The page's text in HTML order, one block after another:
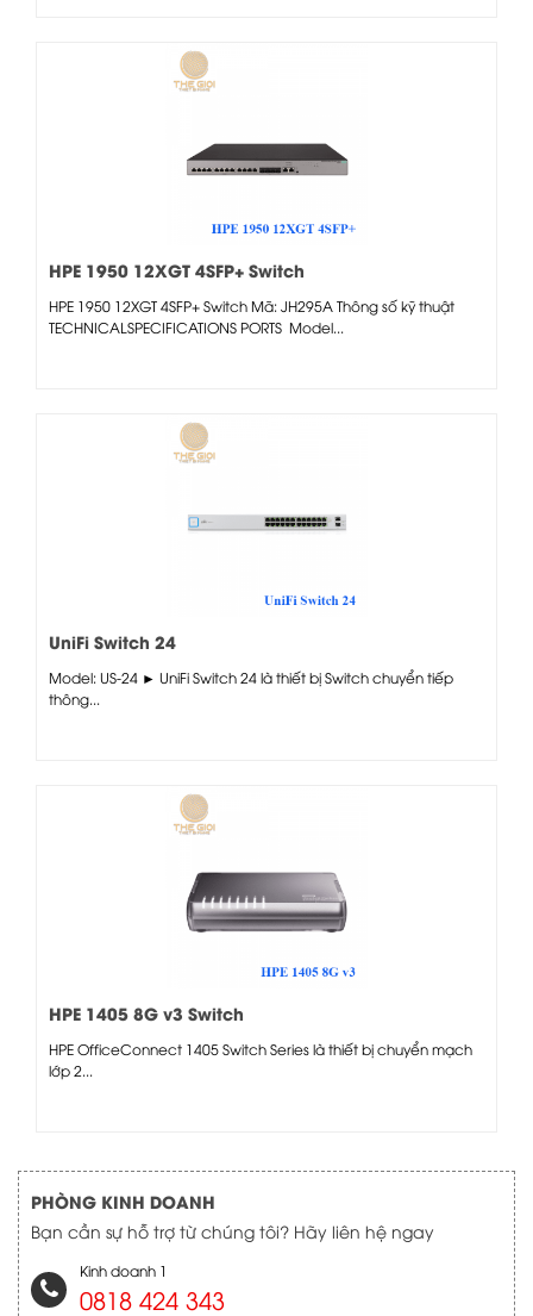
HPE 1950 12XGT 4SFP+ Switch
HPE 1950 12XGT 4SFP+ Switch Mã: JH295A Thông số kỹ thuật
TECHNICALSPECIFICATIONS PORTS Model...
UniFi Switch 24
Model: US-24 ► UniFi Switch 24 là thiết bị Switch chuyển tiếp
thông...
HPE 1405 8G v3 Switch
HPE OfficeConnect 1405 Switch Series là thiết bị chuyển mạch
lớp 2...
PHÒNG KINH DOANH
Bạn cần sự hỗ trợ từ chúng tôi? Hãy liên hệ ngay
Kinh doanh 1
0818 424 343